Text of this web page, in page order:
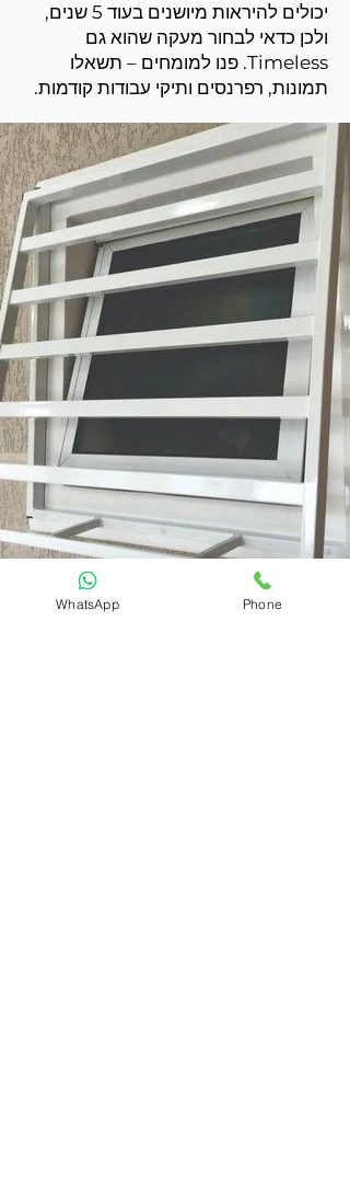
יכולים להיראות מיושנים בעוד 5 שנים,
ולכן כדאי לבחור מעקה שהוא גם
Timeless. פנו למומחים – תשאלו
תמונות, רפרנסים ותיקי עבודות קודמות.
WhatsApp Phone